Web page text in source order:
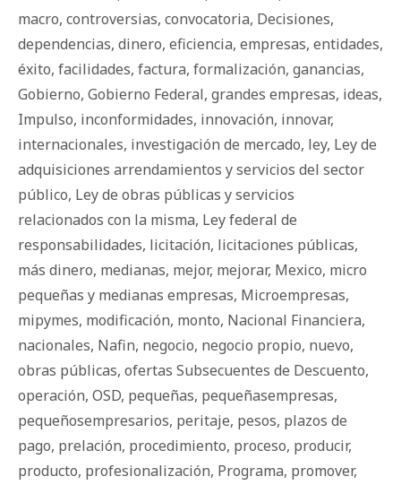
macro, controversias, convocatoria, Decisiones,
dependencias, dinero, eficiencia, empresas, entidades,
éxito, facilidades, factura, formalización, ganancias,
Gobierno, Gobierno Federal, grandes empresas, ideas,
Impulso, inconformidades, innovación, innovar,
internacionales, investigación de mercado, ley, Ley de
adquisiciones arrendamientos y servicios del sector
público, Ley de obras públicas y servicios
relacionados con la misma, Ley federal de
responsabilidades, licitación, licitaciones públicas,
más dinero, medianas, mejor, mejorar, Mexico, micro
pequeñas y medianas empresas, Microempresas,
mipymes, modificación, monto, Nacional Financiera,
nacionales, Nafin, negocio, negocio propio, nuevo,
obras públicas, ofertas Subsecuentes de Descuento,
operación, OSD, pequeñas, pequeñasempresas,
pequeñosempresarios, peritaje, pesos, plazos de
pago, prelación, procedimiento, proceso, producir,
producto, profesionalización, Programa, promover,